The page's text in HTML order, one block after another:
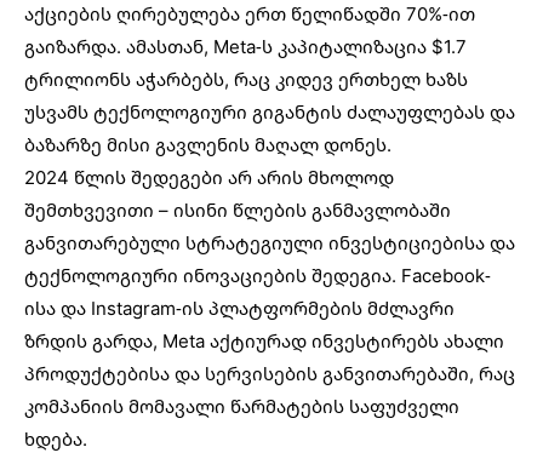
აქციების ღირებულება ერთ წელიწადში 70%-ით
გაიზარდა. ამასთან, Meta-ს კაპიტალიზაცია $1.7
ტრილიონს აჭარბებს, რაც კიდევ ერთხელ ხაზს
უსვამს ტექნოლოგიური გიგანტის ძალაუფლებას და
ბაზარზე მისი გავლენის მაღალ დონეს.
2024 წლის შედეგები არ არის მხოლოდ
შემთხვევითი – ისინი წლების განმავლობაში
განვითარებული სტრატეგიული ინვესტიციებისა და
ტექნოლოგიური ინოვაციების შედეგია. Facebook-
ისა და Instagram-ის პლატფორმების მძლავრი
ზრდის გარდა, Meta აქტიურად ინვესტირებს ახალი
პროდუქტებისა და სერვისების განვითარებაში, რაც
კომპანიის მომავალი წარმატების საფუძველი
ხდება.